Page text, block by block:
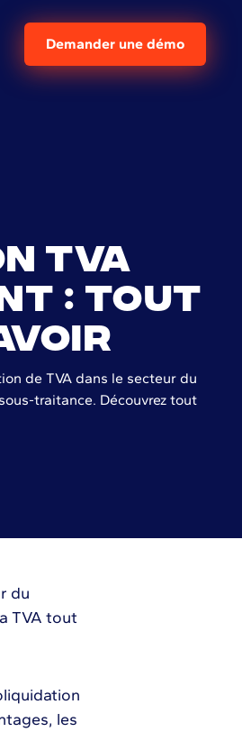
Demander une démo
TVA
: tout
de TVA dans le secteur du
traitance. Découvrez tout
du
TVA tout
les